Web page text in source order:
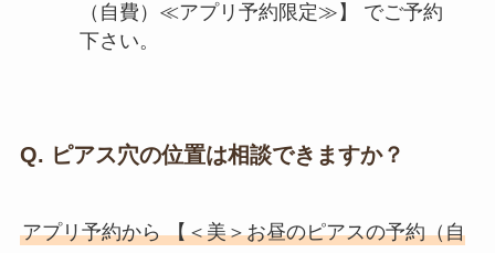
（自費）≪アプリ予約限定≫】 でご予約
下さい。
Q. ピアス穴の位置は相談できますか？
アプリ予約から 【＜美＞お昼のピアスの予約（自